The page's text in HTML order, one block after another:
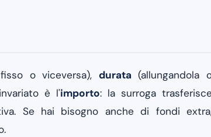
o viceversa), durata(allungandola
è l'importo: la surroga trasferisce
Se hai bisogno anche di fondi